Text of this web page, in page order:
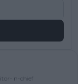
in-chief